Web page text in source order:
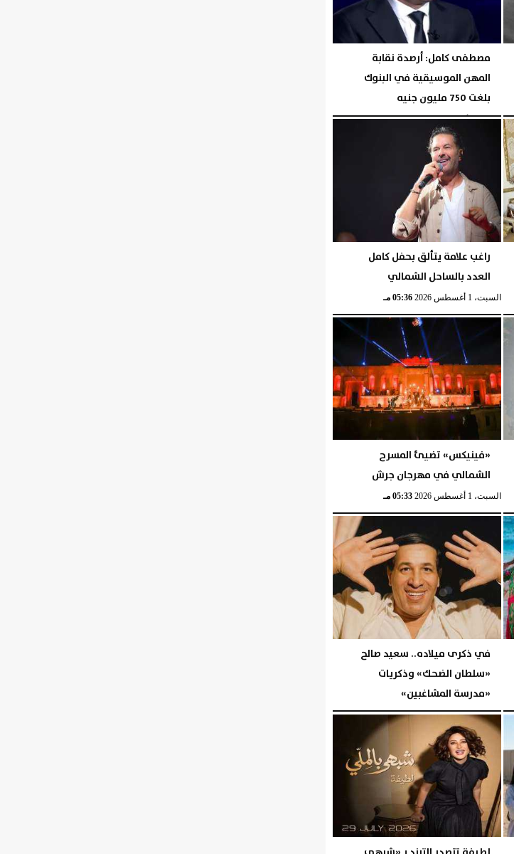
مصطفى كامل: أرصدة نقابة
المهن الموسيقية في البنوك
بلغت 750 مليون جنيه
الإثنين، 3 أغسطس 2026 06:43 مـ
راغب علامة يتألق بحفل كامل
العدد بالساحل الشمالي
السبت، 1 أغسطس 2026 05:36 مـ
«فينيكس» تضيئ المسرح
الشمالي في مهرجان جرش
السبت، 1 أغسطس 2026 05:33 مـ
في ذكرى ميلاده.. سعيد صالح
«سلطان الضحك» وذكريات
«مدرسة المشاغبين»
الجمعة، 31 يوليو 2026 02:56 مـ